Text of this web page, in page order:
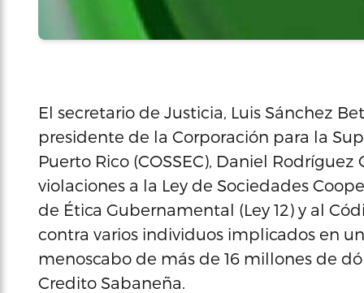
El secretario de Justicia, Luis Sánchez
presidente de la Corporación para la
Puerto Rico (COSSEC), Daniel
violaciones a la Ley de Sociedades
de Ética Gubernamental (Ley 12) y al
contra varios individuos implicados en
menoscabo de más de 16 millones de
Credito Sabaneña.